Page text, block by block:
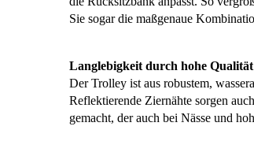
Sie sogar die maßgenaue
Langlebigkeit durch hohe Qualität
Der Trolley ist aus robustem,
Reflektierende Ziernähte sorgen
gemacht, der auch bei Nässe und